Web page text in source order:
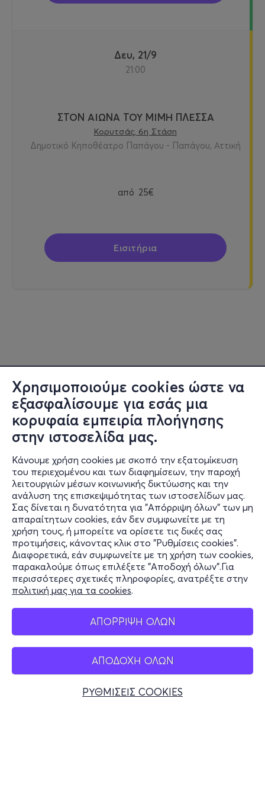
Χρησιμοποιούμε cookies ώστε να
εξασφαλίσουμε για εσάς μια
κορυφαία εμπειρία πλοήγησης
στην ιστοσελίδα μας.
Κάνουμε χρήση cookies με σκοπό την εξατομίκευση
του περιεχομένου και των διαφημίσεων, την παροχή
λειτουργιών μέσων κοινωνικής δικτύωσης και την
ανάλυση της επισκεψιμότητας των ιστοσελίδων μας.
Σας δίνεται η δυνατότητα για "Απόρριψη όλων" των μη
απαραίτητων cookies, εάν δεν συμφωνείτε με τη
χρήση τους, ή μπορείτε να ορίσετε τις δικές σας
προτιμήσεις, κάνοντας κλικ στο "Ρυθμίσεις cookies".
Διαφορετικά, εάν συμφωνείτε με τη χρήση των cookies,
παρακαλούμε όπως επιλέξετε "Αποδοχή όλων".Για
περισσότερες σχετικές πληροφορίες, ανατρέξτε στην
πολιτική μας για τα cookies.
ΑΠΟΡΡΙΨΗ ΟΛΩΝ
ΑΠΟΔΟΧΗ ΟΛΩΝ
ΡΥΘΜΙΣΕΙΣ COOKIES
Δευ, 21/9
21:00
ΣΤΟΝ ΑΙΩΝΑ ΤΟΥ ΜΙΜΗ ΠΛΕΣΣΑ
Κορυτσάς, 6η Στάση
Δημοτικό Κηποθέατρο Παπάγου - Παπάγου, Αττική
από 25€
Εισιτήρια
Πληροφορίες
Υποστήριξη
Stay Connected
Mobile app